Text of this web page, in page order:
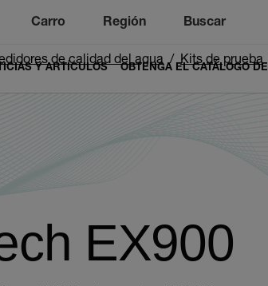
Unread messages
Carro
Región Buscar
Y ARTÍCULOS OBTENGA EL CATÁLOGO
de calidad del agua Kits de prueba
EX900